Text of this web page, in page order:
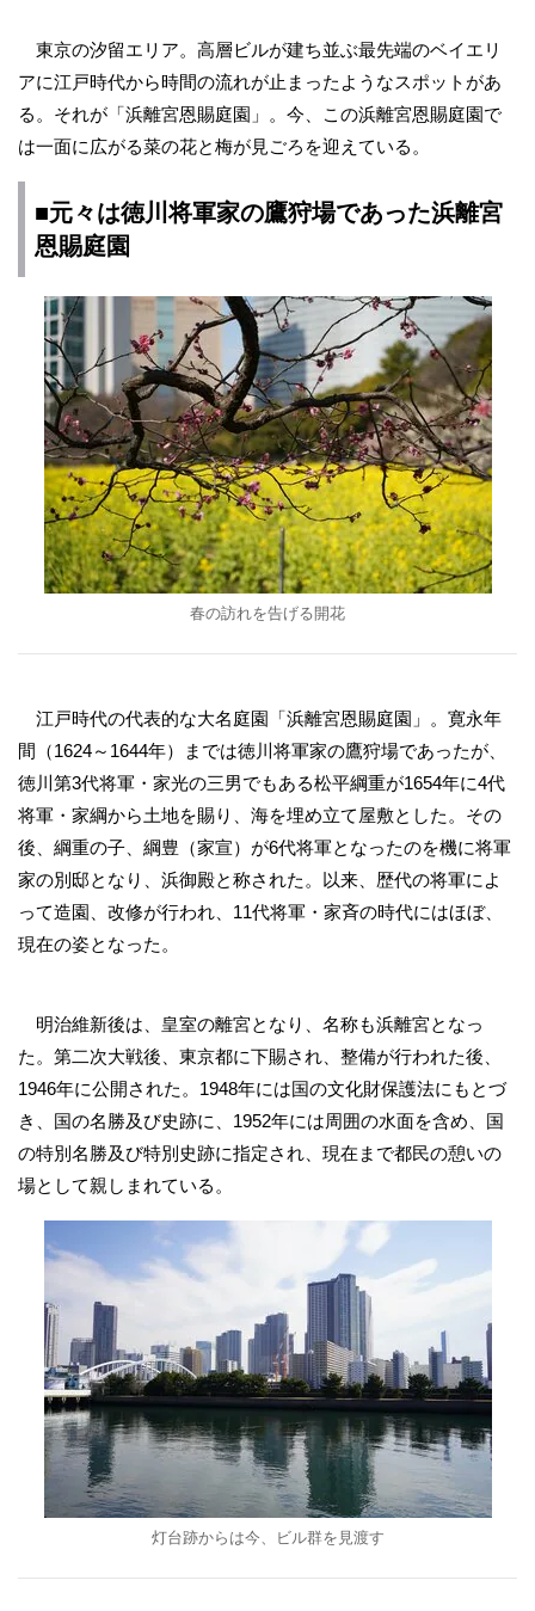
東京の汐留エリア。高層ビルが建ち並ぶ最先端のベイエリ
アに江戸時代から時間の流れが止まったようなスポットがあ
る。それが「浜離宮恩賜庭園」。今、この浜離宮恩賜庭園で
は一面に広がる菜の花と梅が見ごろを迎えている。
■元々は徳川将軍家の鷹狩場であった浜離宮
恩賜庭園
春の訪れを告げる開花
江戸時代の代表的な大名庭園「浜離宮恩賜庭園」。寛永年
間（1624～1644年）までは徳川将軍家の鷹狩場であったが、
徳川第3代将軍・家光の三男でもある松平綱重が1654年に4代
将軍・家綱から土地を賜り、海を埋め立て屋敷とした。その
後、綱重の子、綱豊（家宣）が6代将軍となったのを機に将軍
家の別邸となり、浜御殿と称された。以来、歴代の将軍によ
って造園、改修が行われ、11代将軍・家斉の時代にはほぼ、
現在の姿となった。
明治維新後は、皇室の離宮となり、名称も浜離宮となっ
た。第二次大戦後、東京都に下賜され、整備が行われた後、
1946年に公開された。1948年には国の文化財保護法にもとづ
き、国の名勝及び史跡に、1952年には周囲の水面を含め、国
の特別名勝及び特別史跡に指定され、現在まで都民の憩いの
場として親しまれている。
灯台跡からは今、ビル群を見渡す